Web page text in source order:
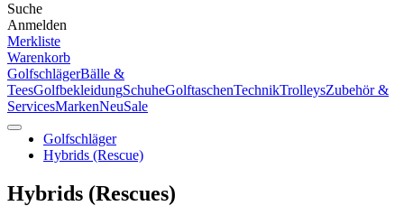
Suche
Anmelden
Merkliste
Warenkorb
GolfschlägerBälle &
TeesGolfbekleidungSchuheGolftaschenTechnikTrolleysZubehör &
ServicesMarkenNeuSale
Golfschläger
Hybrids (Rescue)
Hybrids (Rescues)